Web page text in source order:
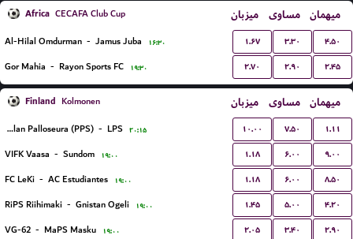
Africa CECAFA Club Cup میزبان مساوی میهمان
Al-Hilal Omdurman - Jamus Juba ۱۶:۳۰ ۱.۶۷ ۳.۳۰ ۴.۵۰
Gor Mahia - Rayon Sports FC ۱۹:۳۰ ۲.۷۰ ۲.۹۰ ۲.۴۵
Finland Kolmonen میزبان مساوی میهمان
Pakkalan Palloseura (PPS) - LPS ۲۰:۱۵ ۱۰.۰۰ ۷.۵۰ ۱.۱۱
VIFK Vaasa - Sundom ۱۹:۰۰ ۱.۱۸ ۶.۰۰ ۹.۰۰
FC LeKi - AC Estudiantes ۱۹:۰۰ ۱.۱۸ ۶.۰۰ ۸.۵۰
RiPS Riihimaki - Gnistan Ogeli ۱۹:۰۰ ۱.۴۵ ۵.۰۰ ۴.۲۰
VG-62 - MaPS Masku ۱۹:۰۰ ۲.۰۵ ۳.۴۰ ۲.۹۰